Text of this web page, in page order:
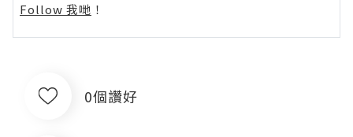
Follow 我哋 ！
0個讚好